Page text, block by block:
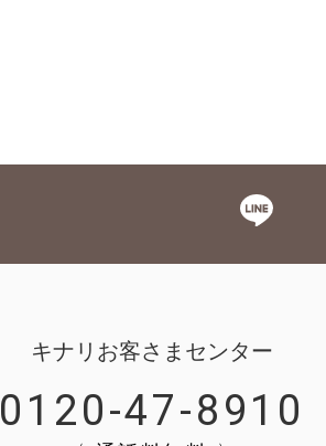
キナリお客さまセンター
0120-47-8910